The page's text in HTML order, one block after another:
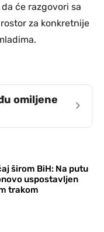
će razgovori sa
za konkretnije
omiljene
›
širom BiH: Na putu
uspostavljen
trakom